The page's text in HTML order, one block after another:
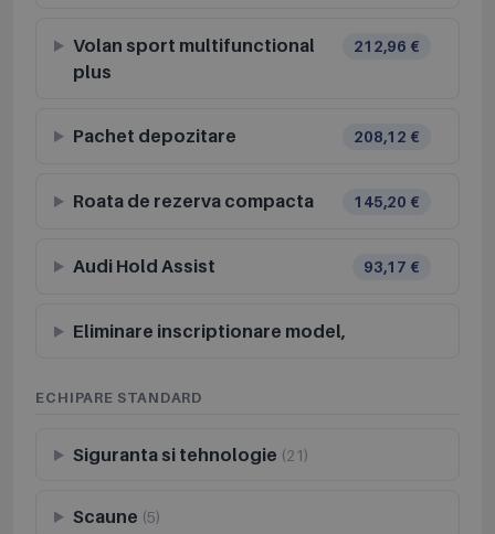
Volan sport multifunctional
plus
212,96 €
Pachet depozitare 208,12 €
Roata de rezerva compacta 145,20 €
Audi Hold Assist 93,17 €
Eliminare inscriptionare model,
ECHIPARE STANDARD
Siguranta si tehnologie (21)
Scaune (5)